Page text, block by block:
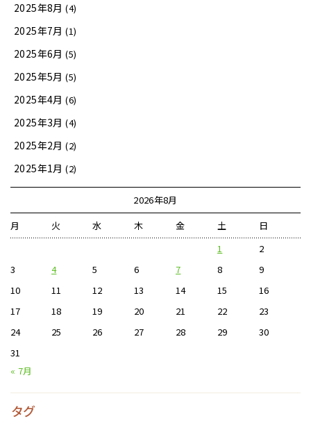
2025年8月 (4)
2025年7月 (1)
2025年6月 (5)
2025年5月 (5)
2025年4月 (6)
2025年3月 (4)
2025年2月 (2)
2025年1月 (2)
2026年8月
月
火 水 木 金 土
日
1
2
3
4 5 6 7 8
9
10
11 12 13 14 15
16
17
18 19 20 21 22
23
24
25 26 27 28 29
30
31
« 7月
タグ